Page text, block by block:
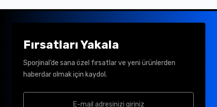
Fırsatları Yakala
Sporjinal’de sana özel fırsatlar ve yeni ürünlerden
haberdar olmak için kaydol.